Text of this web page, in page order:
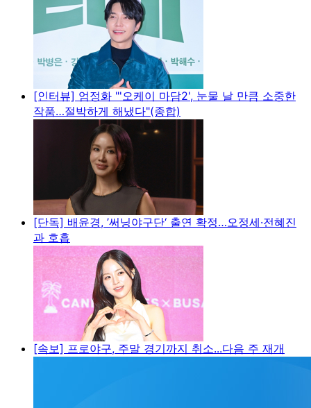
[인터뷰] 엄정화 "'오케이 마담2', 눈물 날 만큼 소중한
작품…절박하게 해냈다"(종합)
[단독] 배윤경, ’써닝야구단‘ 출연 확정…오정세·전혜진
과 호흡
[속보] 프로야구, 주말 경기까지 취소...다음 주 재개